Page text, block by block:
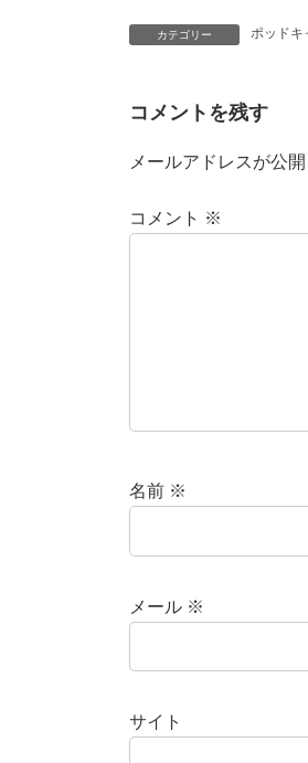
カテゴリー ポッドキ
コメントを残す
メールアドレスが公
コメント ※
名前 ※
メール ※
サイト